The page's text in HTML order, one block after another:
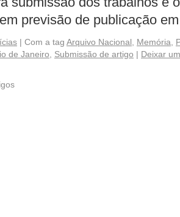
previsão de publicação
| Com a tag Arquivo Nacional Memória
de Janeiro Submissão de artigo | Deixar